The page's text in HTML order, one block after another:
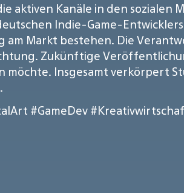
aktiven Kanäle in den sozialen
Indie-Game-
Markt bestehen. Die
Zukünftige
Insgesamt verkörpert
#GameDev